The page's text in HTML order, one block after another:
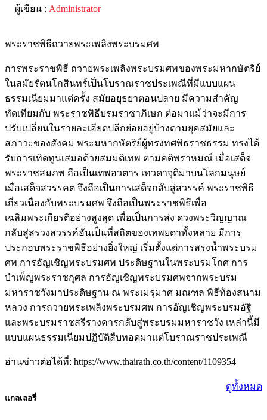
ผู้เขียน : Administrator
พระราชพิธีถวายพระเพลิงพระบรมศพ
การพระราชพิธี ถวายพระเพลิงพระบรมศพของพระมหากษัตริย์
ในสมัยรัตนโกสินทร์เป็นโบราณราชประเพณีที่มีแบบแผน
ธรรมเนียมมาแต่ครั้ง สมัยอยุธยาตอนปลาย มีความสำคัญ
ทัดเทียมกับ พระราชพิธีบรมราชาภิเษก ต่อมาแม้ว่าจะมีการ
ปรับเปลี่ยนในรายละเอียดปลีกย่อยอยู่บ้างตามยุคสมัยและ
สภาวะของสังคม พระมหากษัตริย์ผู้ทรงทศพิธราชธรรม ทรงได้
รับการเทิดทูนเสมอด้วยสมมติเทพ ตามคติพราหมณ์ เมื่อเสด็จ
พระราชสมภพ ถือเป็นเทพอวตาร เทวดาจุติมาบนโลกมนุษย์
เมื่อเสด็จสวรรคต จึงถือเป็นการเสด็จกลับสู่สวรรค์ พระราชพิธี
เกี่ยวเนื่องกับพระบรมศพ จึงถือเป็นพระราชพิธีเพื่อ
เฉลิมพระเกียรติอย่างสูงสุด เพื่อเป็นการส่ง ดวงพระวิญญาณ
กลับสู่สรวงสวรรค์อันเป็นที่สถิตของเทพยดาทั้งหลาย มีการ
ประกอบพระราชพิธีอย่างยิ่งใหญ่ เริ่มตั้งแต่การสรงน้ำพระบรม
ศพ การอัญเชิญพระบรมศพ ประดิษฐานในพระบรมโกศ การ
บำเพ็ญพระราชกุศล การอัญเชิญพระบรมศพจากพระบรม
มหาราชวังมาประดิษฐาน ณ พระเมรุมาศ มณฑล พิธีท้องสนาม
หลวง การถวายพระเพลิงพระบรมศพ การอัญเชิญพระบรมอัฐิ
และพระบรมราชสรีรางคารกลับสู่พระบรมมหาราชวัง เหล่านี้มี
แบบแผนธรรมเนียมปฏิบัติสืบทอดมาแต่โบราณราชประเพณี
อ่านข่าวต่อได้ที่: https://www.thairath.co.th/content/1109354
แกลเลอรี่
ดูทั้งหมด